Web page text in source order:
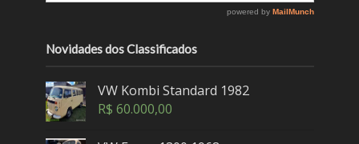
Novidades dos Classificados
VW Kombi Standard 1982
R$ 60.000,00